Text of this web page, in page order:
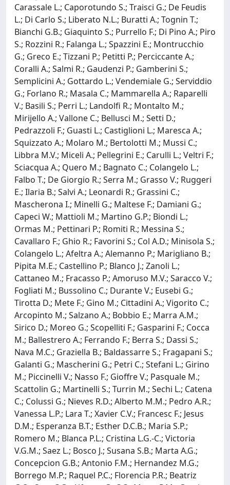
Carassale L.; Caporotundo S.; Traisci G.; De Feudis
L.; Di Carlo S.; Liberato N.L.; Buratti A.; Tognin T.;
Bianchi G.B.; Giaquinto S.; Purrello F.; Di Pino A.; Piro
S.; Rozzini R.; Falanga L.; Spazzini E.; Montrucchio
G.; Greco E.; Tizzani P.; Petitti P.; Perciccante A.;
Coralli A.; Salmi R.; Gaudenzi P.; Gamberini S.;
Semplicini A.; Gottardo L.; Vendemiale G.; Serviddio
G.; Forlano R.; Masala C.; Mammarella A.; Raparelli
V.; Basili S.; Perri L.; Landolfi R.; Montalto M.;
Mirijello A.; Vallone C.; Bellusci M.; Setti D.;
Pedrazzoli F.; Guasti L.; Castiglioni L.; Maresca A.;
Squizzato A.; Molaro M.; Bertolotti M.; Mussi C.;
Libbra M.V.; Miceli A.; Pellegrini E.; Carulli L.; Veltri F.;
Sciacqua A.; Quero M.; Bagnato C.; Colangelo L.;
Falbo T.; De Giorgio R.; Serra M.; Grasso V.; Ruggeri
E.; Ilaria B.; Salvi A.; Leonardi R.; Grassini C.;
Mascherona I.; Minelli G.; Maltese F.; Damiani G.;
Capeci W.; Mattioli M.; Martino G.P.; Biondi L.;
Ormas M.; Pettinari P.; Romiti R.; Messina S.;
Cavallaro F.; Ghio R.; Favorini S.; Col A.D.; Minisola S.;
Colangelo L.; Afeltra A.; Alemanno P.; Marigliano B.;
Pipita M.E.; Castellino P.; Blanco J.; Zanoli L.;
Cattaneo M.; Fracasso P.; Amoruso M.V.; Saracco V.;
Fogliati M.; Bussolino C.; Durante V.; Eusebi G.;
Tirotta D.; Mete F.; Gino M.; Cittadini A.; Vigorito C.;
Arcopinto M.; Salzano A.; Bobbio E.; Marra A.M.;
Sirico D.; Moreo G.; Scopelliti F.; Gasparini F.; Cocca
M.; Ballestrero A.; Ferrando F.; Berra S.; Dassi S.;
Nava M.C.; Graziella B.; Baldassarre S.; Fragapani S.;
Galanti G.; Mascherini G.; Petri C.; Stefani L.; Girino
M.; Piccinelli V.; Nasso F.; Gioffre V.; Pasquale M.;
Scattolin G.; Martinelli S.; Turrin M.; Sechi L.; Catena
C.; Colussi G.; Nieves R.D.; Alberto M.M.; Pedro A.R.;
Vanessa L.P.; Lara T.; Xavier C.V.; Francesc F.; Jesus
D.M.; Esperanza B.T.; Esther D.C.B.; Maria S.P.;
Romero M.; Blanca P.L.; Cristina L.G.-C.; Victoria
V.G.M.; Saez L.; Bosco J.; Susana S.B.; Marta A.G.;
Concepcion G.B.; Antonio F.M.; Hernandez M.G.;
Borrego M.P.; Raquel P.C.; Florencia P.R.; Beatriz